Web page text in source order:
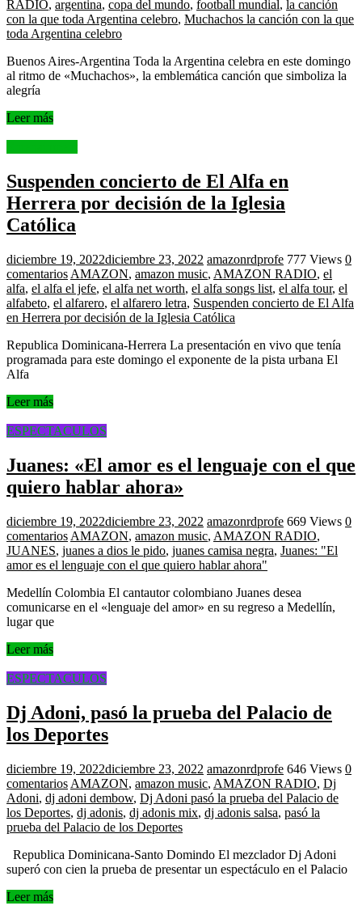
RADIO, argentina, copa del mundo, football mundial, la canción
con la que toda Argentina celebro, Muchachos la canción con la que
toda Argentina celebro
Buenos Aires-Argentina Toda la Argentina celebra en este domingo
al ritmo de «Muchachos», la emblemática canción que simboliza la
alegría
Leer más
Suspenden concierto de El Alfa en
Herrera por decisión de la Iglesia
Católica
diciembre 19, 2022diciembre 23, 2022 amazonrdprofe 777 Views 0
comentarios AMAZON, amazon music, AMAZON RADIO, el
alfa, el alfa el jefe, el alfa net worth, el alfa songs list, el alfa tour, el
alfabeto, el alfarero, el alfarero letra, Suspenden concierto de El Alfa
en Herrera por decisión de la Iglesia Católica
Republica Dominicana-Herrera La presentación en vivo que tenía
programada para este domingo el exponente de la pista urbana El
Alfa
Leer más
ESPECTACULOS
Juanes: «El amor es el lenguaje con el que
quiero hablar ahora»
diciembre 19, 2022diciembre 23, 2022 amazonrdprofe 669 Views 0
comentarios AMAZON, amazon music, AMAZON RADIO,
JUANES, juanes a dios le pido, juanes camisa negra, Juanes: "El
amor es el lenguaje con el que quiero hablar ahora"
Medellín Colombia El cantautor colombiano Juanes desea
comunicarse en el «lenguaje del amor» en su regreso a Medellín,
lugar que
Leer más
ESPECTACULOS
Dj Adoni, pasó la prueba del Palacio de
los Deportes
diciembre 19, 2022diciembre 23, 2022 amazonrdprofe 646 Views 0
comentarios AMAZON, amazon music, AMAZON RADIO, Dj
Adoni, dj adoni dembow, Dj Adoni pasó la prueba del Palacio de
los Deportes, dj adonis, dj adonis mix, dj adonis salsa, pasó la
prueba del Palacio de los Deportes
Republica Dominicana-Santo Domindo El mezclador Dj Adoni
superó con cien la prueba de presentar un espectáculo en el Palacio
Leer más